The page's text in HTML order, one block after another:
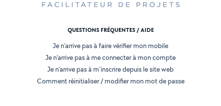
QUESTIONS FRÉQUENTES / AIDE
Je n'arrive pas à faire vérifier mon mobile
Je n'arrive pas à me connecter à mon compte
Je n'arrive pas à m'inscrire depuis le site web
Comment réinitialiser / modifier mon mot de passe